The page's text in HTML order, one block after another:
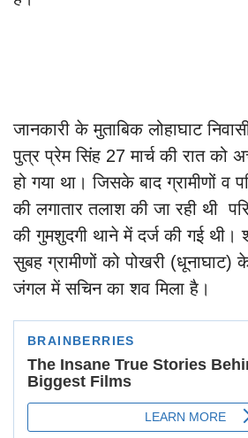
जानकारी के मुताबिक लोहाघाट
पुत्र प्रेम सिंह 27 मार्च की रात को
हो गया था। जिसके बाद ग्रामीणों व
की लगातार तलाश की जा रही थी
की गुमशुदगी थाने में दर्ज की गई थी।
सुबह ग्रामीणों को पोखरी
जंगल में सचिन का शव मिला है।